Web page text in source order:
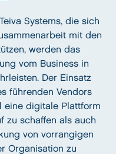
Systems, die sich
mit den
werden das
vom Business in
Der Einsatz
führenden Vendors
eine digitale Plattform
zu schaffen als auch
von vorrangigen
Organisation zu